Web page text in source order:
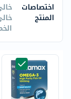
اختصاصات
المنتج